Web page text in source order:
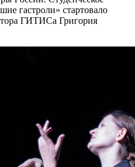
гастроли» стартовало
ГИТИСа Григория